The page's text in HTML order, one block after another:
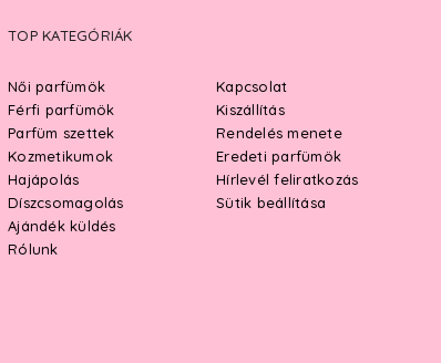
TOP KATEGÓRIÁK
Női parfümök
Férfi parfümök
Parfüm szettek
Kozmetikumok
Hajápolás
Díszcsomagolás
Ajándék küldés
Rólunk
Kapcsolat
Kiszállítás
Rendelés menete
Eredeti parfümök
Hírlevél feliratkozás
Sütik beállítása